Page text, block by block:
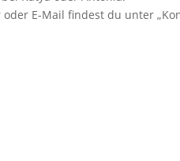
E-Mail findest du unter